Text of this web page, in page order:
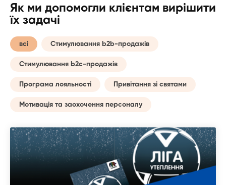
Як ми допомогли клієнтам вирішити
їх задачі
всі Стимулювання b2b-продажів
Стимулювання b2c-продажів
Програма лояльності Привітання зі святами
Мотивація та заохочення персоналу